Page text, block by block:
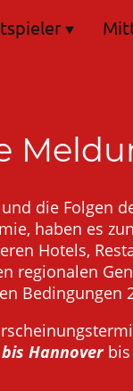
die Folgen
haben es
Hotels,
regionalen
Bedingungen
Hannoverbis